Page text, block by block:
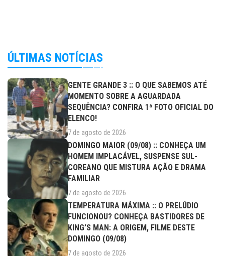
ÚLTIMAS NOTÍCIAS
GENTE GRANDE 3 :: O QUE SABEMOS ATÉ
MOMENTO SOBRE A AGUARDADA
SEQUÊNCIA? CONFIRA 1ª FOTO OFICIAL DO
ELENCO!
7 de agosto de 2026
DOMINGO MAIOR (09/08) :: CONHEÇA UM
HOMEM IMPLACÁVEL, SUSPENSE SUL-
COREANO QUE MISTURA AÇÃO E DRAMA
FAMILIAR
7 de agosto de 2026
TEMPERATURA MÁXIMA :: O PRELÚDIO
FUNCIONOU? CONHEÇA BASTIDORES DE
KING’S MAN: A ORIGEM, FILME DESTE
DOMINGO (09/08)
7 de agosto de 2026